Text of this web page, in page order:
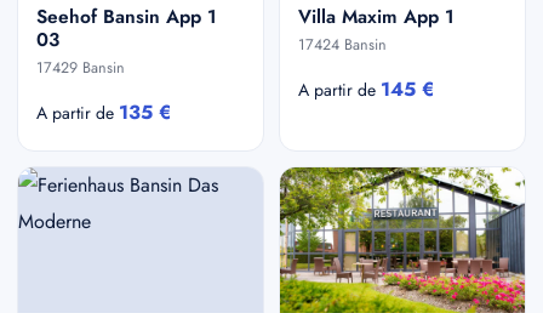
Seehof Bansin App 1
03
17429 Bansin
A partir de 135 €
Villa Maxim App 1
17424 Bansin
A partir de 145 €